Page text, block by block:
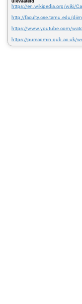
https://en.wikipedia.org/wiki/
http://faculty.cse.tamu.edu/
https://www.youtube.com/
https://pureadmin.qub.ac.uk/